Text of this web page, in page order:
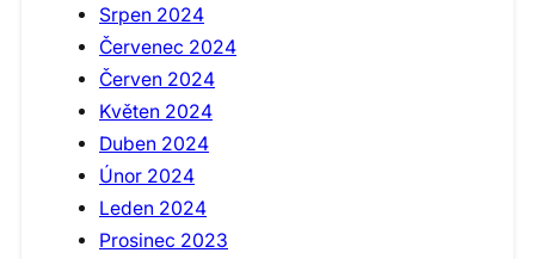
Srpen 2024
Červenec 2024
Červen 2024
Květen 2024
Duben 2024
Únor 2024
Leden 2024
Prosinec 2023